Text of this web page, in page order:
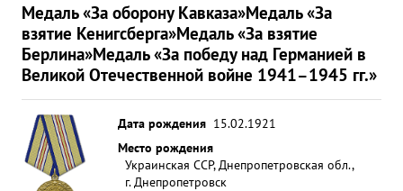
Медаль «За оборону Кавказа»Медаль «За
взятие Кенигсберга»Медаль «За взятие
Берлина»Медаль «За победу над Германией в
Великой Отечественной войне 1941–1945 гг.»
Дата рождения 15.02.1921
Место рождения
Украинская ССР, Днепропетровская обл.,
г. Днепропетровск